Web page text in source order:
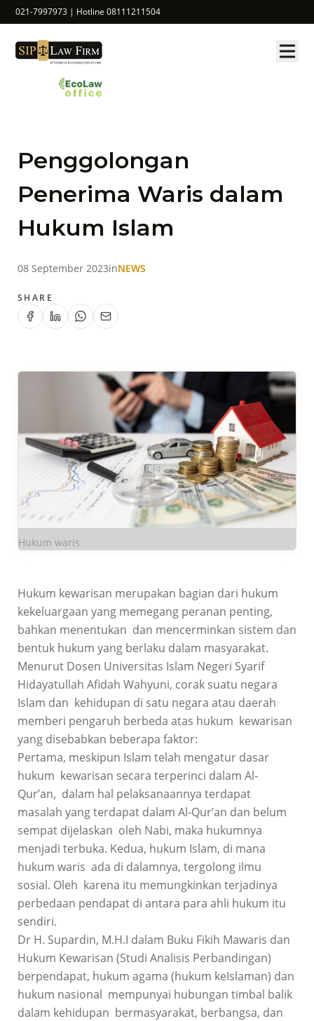
021-7997973 | Hotline 08111211504
Penggolongan
Penerima Waris dalam
Hukum Islam
08 September 2023inNEWS
SHARE
Hukum waris
Hukum kewarisan merupakan bagian dari hukum
kekeluargaan yang memegang peranan penting,
bahkan menentukan dan mencerminkan sistem dan
bentuk hukum yang berlaku dalam masyarakat.
Menurut Dosen Universitas Islam Negeri Syarif
Hidayatullah Afidah Wahyuni, corak suatu negara
Islam dan kehidupan di satu negara atau daerah
memberi pengaruh berbeda atas hukum kewarisan
yang disebabkan beberapa faktor:
Pertama, meskipun Islam telah mengatur dasar
hukum kewarisan secara terperinci dalam Al-
Qur’an, dalam hal pelaksanaannya terdapat
masalah yang terdapat dalam Al-Qur’an dan belum
sempat dijelaskan oleh Nabi, maka hukumnya
menjadi terbuka. Kedua, hukum Islam, di mana
hukum waris ada di dalamnya, tergolong ilmu
sosial. Oleh karena itu memungkinkan terjadinya
perbedaan pendapat di antara para ahli hukum itu
sendiri.
Dr H. Supardin, M.H.I dalam Buku Fikih Mawaris dan
Hukum Kewarisan (Studi Analisis Perbandingan)
berpendapat, hukum agama (hukum keIslaman) dan
hukum nasional mempunyai hubungan timbal balik
dalam kehidupan bermasyarakat, berbangsa, dan